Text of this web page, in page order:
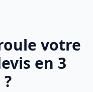
votre
en 3